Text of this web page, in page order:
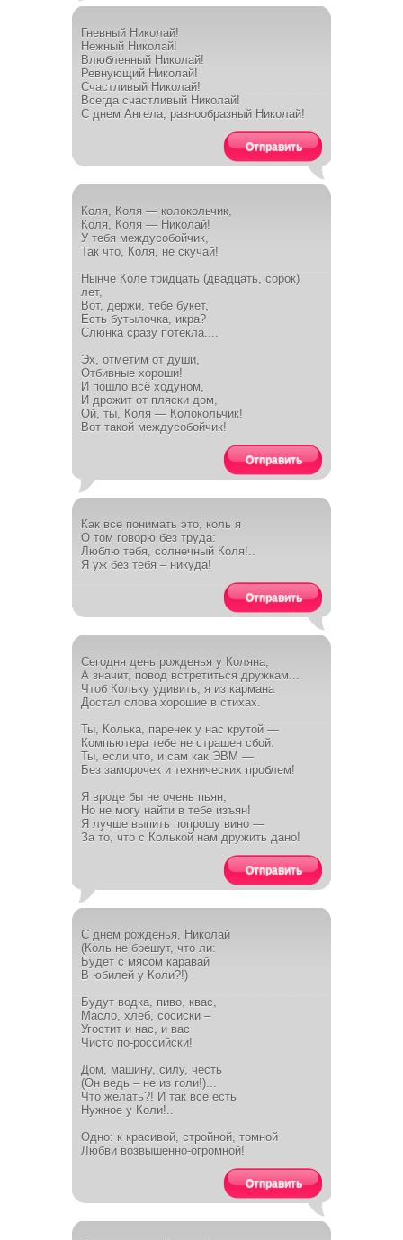
Гневный Николай!
Нежный Николай!
Влюбленный Николай!
Ревнующий Николай!
Счастливый Николай!
Всегда счастливый Николай!
С днем Ангела, разнообразный Николай!
Отправить
Коля, Коля — колокольчик,
Коля, Коля — Николай!
У тебя междусобойчик,
Так что, Коля, не скучай!
Нынче Коле тридцать (двадцать, сорок)
лет,
Вот, держи, тебе букет,
Есть бутылочка, икра?
Слюнка сразу потекла....
Эх, отметим от души,
Отбивные хороши!
И пошло всё ходуном,
И дрожит от пляски дом,
Ой, ты, Коля — Колокольчик!
Вот такой междусобойчик!
Отправить
Как все понимать это, коль я
О том говорю без труда:
Люблю тебя, солнечный Коля!..
Я уж без тебя – никуда!
Отправить
Сегодня день рожденья у Коляна,
А значит, повод встретиться дружкам...
Чтоб Кольку удивить, я из кармана
Достал слова хорошие в стихах.
Ты, Колька, паренек у нас крутой —
Компьютера тебе не страшен сбой.
Ты, если что, и сам как ЭВМ —
Без заморочек и технических проблем!
Я вроде бы не очень пьян,
Но не могу найти в тебе изъян!
Я лучше выпить попрошу вино —
За то, что с Колькой нам дружить дано!
Отправить
С днем рожденья, Николай
(Коль не брешут, что ли:
Будет с мясом каравай
В юбилей у Коли?!)
Будут водка, пиво, квас,
Масло, хлеб, сосиски –
Угостит и нас, и вас
Чисто по-российски!
Дом, машину, силу, честь
(Он ведь – не из голи!)...
Что желать?! И так все есть
Нужное у Коли!..
Одно: к красивой, стройной, томной
Любви возвышенно-огромной!
Отправить